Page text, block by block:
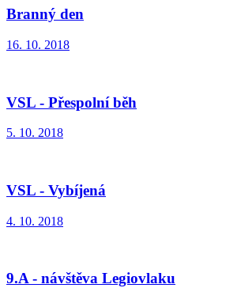
Branný den
16. 10. 2018
VSL - Přespolní běh
5. 10. 2018
VSL - Vybíjená
4. 10. 2018
9.A - návštěva Legiovlaku